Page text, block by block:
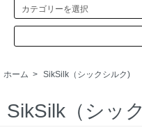
ホーム > SikSilk（シックシルク)
SikSilk（シッ